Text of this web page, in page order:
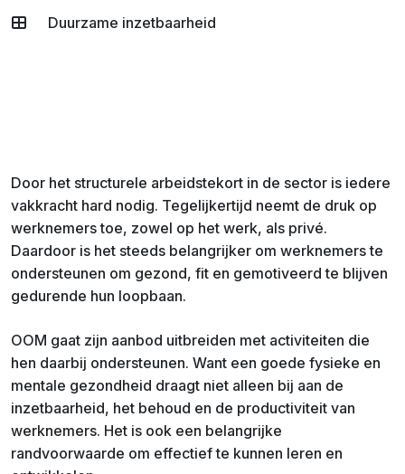
Duurzame inzetbaarheid
Door het structurele arbeidstekort in de sector is iedere
vakkracht hard nodig. Tegelijkertijd neemt de druk op
werknemers toe, zowel op het werk, als privé.
Daardoor is het steeds belangrijker om werknemers te
ondersteunen om gezond, fit en gemotiveerd te blijven
gedurende hun loopbaan.
OOM gaat zijn aanbod uitbreiden met activiteiten die
hen daarbij ondersteunen. Want een goede fysieke en
mentale gezondheid draagt niet alleen bij aan de
inzetbaarheid, het behoud en de productiviteit van
werknemers. Het is ook een belangrijke
randvoorwaarde om effectief te kunnen leren en